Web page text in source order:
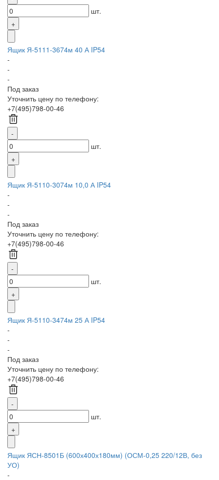
шт.
Ящик Я-5111-3674м 40 А IP54
-
-
-
Под заказ
Уточнить цену по телефону:
+7(495)798-00-46
шт.
Ящик Я-5110-3074м 10,0 А IP54
-
-
-
Под заказ
Уточнить цену по телефону:
+7(495)798-00-46
шт.
Ящик Я-5110-3474м 25 А IP54
-
-
-
Под заказ
Уточнить цену по телефону:
+7(495)798-00-46
шт.
Ящик ЯСН-8501Б (600х400х180мм) (ОСМ-0,25 220/12В, без
УО)
-